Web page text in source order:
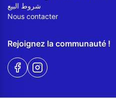
شروط البيع
Nous contacter
Rejoignez la communauté !